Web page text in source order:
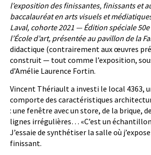
l’exposition des finissantes, finissants et
baccalauréat en arts visuels et
Laval, cohorte 2021 — Édition spéciale
l’École d’art, présentée au pavillon de la
didactique (contrairement aux œuvres
construit — tout comme l’exposition,
d’Amélie Laurence Fortin.
Vincent Thériault a investi le local 4363,
comporte des caractéristiques
: une fenêtre avec un store, de la brique,
lignes irrégulières… «C’est un
J’essaie de synthétiser la salle où
finissant.